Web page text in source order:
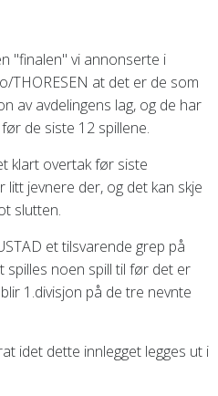
"finalen" vi annonserte i
THORESEN at det er de som
av avdelingens lag, og de har
de siste 12 spillene.
klart overtak før siste
litt jevnere der, og det kan skje
slutten.
et tilsvarende grep på
spilles noen spill til før det er
1.divisjon på de tre nevnte
idet dette innlegget legges ut i